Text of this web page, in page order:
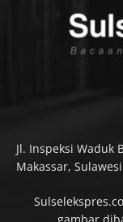
Jl. Inspeksi Waduk
Makassar,
gambar